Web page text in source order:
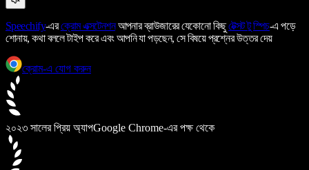
Speechify-এরক্রোম এক্সটেনশনআপনার ব্রাউজারের যেকোনো কিছুটেক্সট টু স্পিচ-এ পড়ে
শোনায়, কথা বললে টাইপ করে এবং আপনি যা পড়ছেন, সে বিষয়ে প্রশ্নের উত্তর দেয়
ক্রোম-এ যোগ করুন
২০২৩ সালের প্রিয় অ্যাপGoogle Chrome-এর পক্ষ থেকে